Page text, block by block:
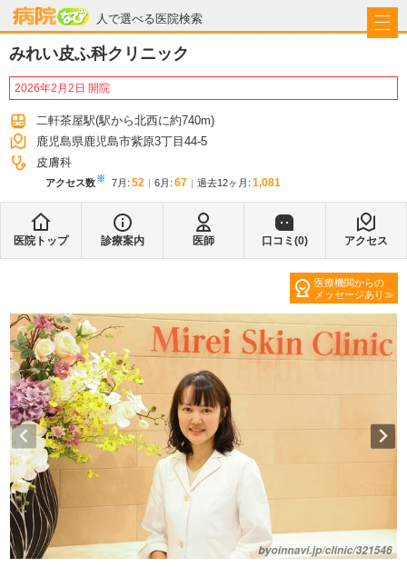
人で選べる医院検索
病院なび
みれい皮ふ科クリニック
2026年2月2日 開院
二軒茶屋駅(駅から北西に約740m)
鹿児島県鹿児島市紫原3丁目44-5
皮膚科
アクセス数※ 7月 : 52 6月 : 67 過去12ヶ月: 1,081
医院トップ 診療案内 医師 口コミ(0) アクセス
医療機関からの
メッセージあり